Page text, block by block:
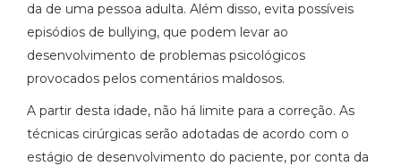
da de uma pessoa adulta. Além disso, evita possíveis
episódios de bullying, que podem levar ao
desenvolvimento de problemas psicológicos
provocados pelos comentários maldosos.
A partir desta idade, não há limite para a correção. As
técnicas cirúrgicas serão adotadas de acordo com o
estágio de desenvolvimento do paciente, por conta da